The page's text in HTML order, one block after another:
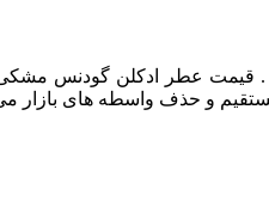
و حذف واسطه های بازار